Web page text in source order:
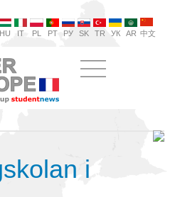
HU IT PL PT РУ SK TR УК AR 中文
i